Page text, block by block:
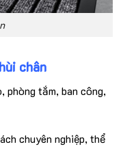
chân
tắm, ban công,
chuyên nghiệp, thể